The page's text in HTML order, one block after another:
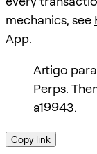
mechanics, see
App.
Artigo
Perps.
a19943.
Copy link